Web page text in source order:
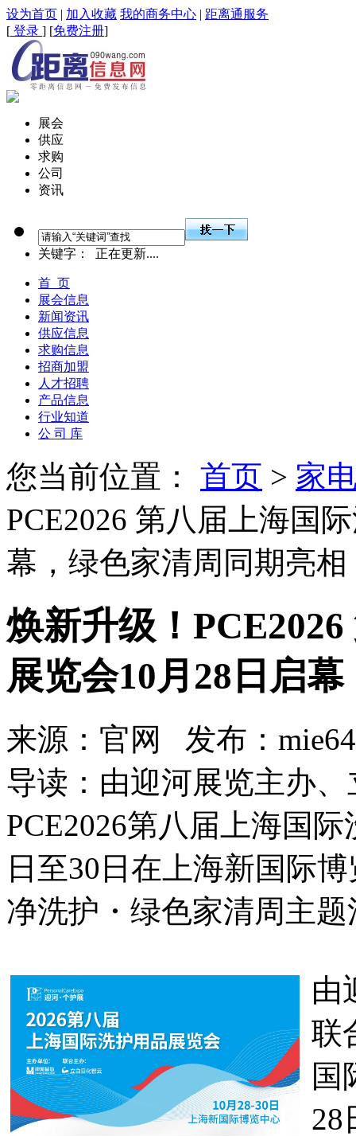
设为首页 | 加入收藏 我的商务中心 | 距离通服务
[ 登录 ] [免费注册]
展会
供应
求购
公司
资讯
关键字： 正在更新....
首 页
展会信息
新闻资讯
供应信息
求购信息
招商加盟
人才招聘
产品信息
行业知道
公 司 库
您当前位置： 首页 > 家
PCE2026 第八届上海国
幕，绿色家清周同期亮相
焕新升级！
展览会10月28日启
来源：官网 发布：
导读：由迎河展览主办
PCE2026第八届上海国
日至30日在上海新国际
净洗护・绿色家清周主题
由
联
国
28